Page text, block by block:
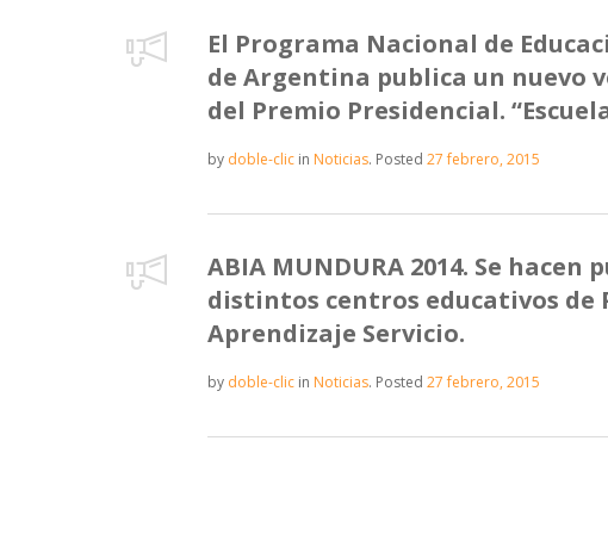
El Programa Nacional de
de Argentina publica un nuevo
del Premio Presidencial.
by doble-clic in Noticias. Posted 27 febrero, 2015
ABIA MUNDURA 2014. Se
distintos centros educativos de
Aprendizaje Servicio.
by doble-clic in Noticias. Posted 27 febrero, 2015